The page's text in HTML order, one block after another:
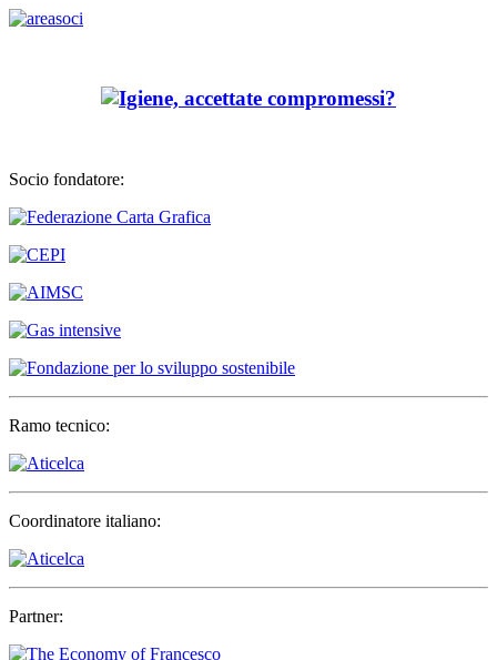
Socio fondatore:
Ramo tecnico:
Coordinatore italiano:
Partner: